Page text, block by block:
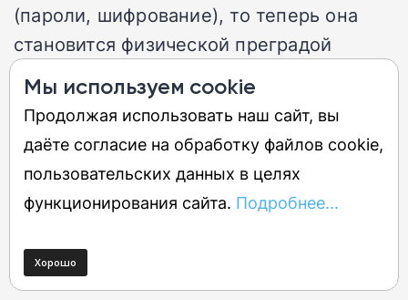
(пароли, шифрование), то теперь она
становится физической преградой
внутри кремния и стекла. Мы
добровольно портим цветопередачу за
огромные деньги, чтобы вернуть себе
право на одиночество в толпе.
Самое неожиданное здесь то, что
эффективность защиты теперь зависит
от физической позы пользователя.
Мы используем cookie
Продолжая использовать наш сайт, вы
даёте согласие на обработку файлов cookie,
пользовательских данных в целях
функционирования сайта. Подробнее...